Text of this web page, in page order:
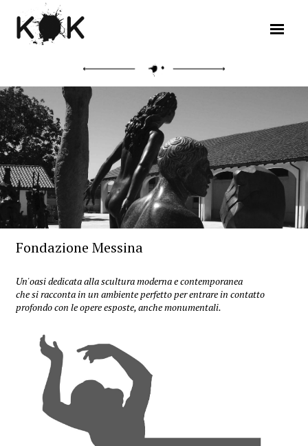
Fondazione Messina
Un'oasi dedicata alla scultura moderna e contemporanea
che si racconta in un ambiente perfetto per entrare in contatto
profondo con le opere esposte, anche monumentali.